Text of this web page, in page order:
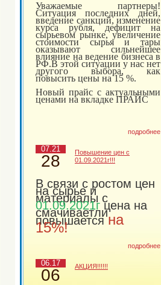
Уважаемые партнеры!
Ситуация последних дней,
введение санкций, изменение
курса рубля, дефицит на
сырьевом рынке, увеличение
стоимости сырья и тары
оказывают сильнейшее
влияние на ведение бизнеса в
РФ.В этой ситуации у нас нет
другого выбора, как
повысить цены на 15 %.
Новый прайс с актуальными
ценами на вкладке ПРАЙС
подробнее
07.21
28
Повышение цен с
01.09.2021г!!!
В связи с ростом цен
на сырье и
материалы с
01.09.2021гцена на
смачиваетли
повышаетсяна
15%!
подробнее
06.17
06 АКЦИЯ!!!!!!